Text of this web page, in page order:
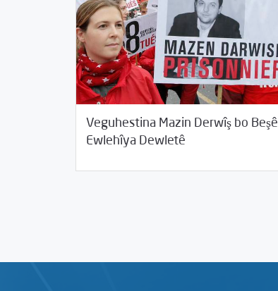
Veguhestina Mazin Derwîş bo Beşê
Ewlehîya Dewletê
07/23/2015 2015 /Beyannameyên SCMê